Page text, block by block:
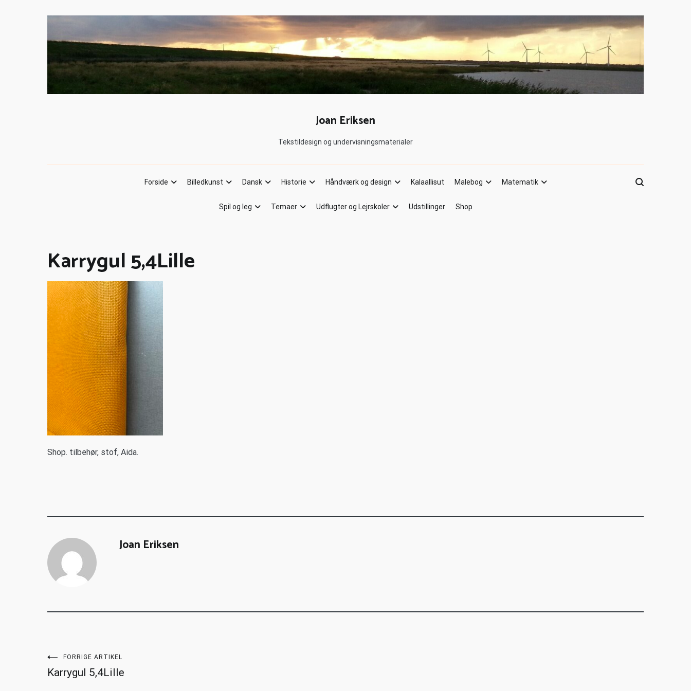
Joan Eriksen
Tekstildesign og undervisningsmaterialer
Forside Billedkunst Dansk Historie Håndværk og design Kalaallisut Malebog Matematik
Spil og leg Temaer Udflugter og Lejrskoler Udstillinger Shop
Karrygul 5,4Lille
Shop. tilbehør, stof, Aida.
Joan Eriksen
FORRIGE ARTIKEL
Karrygul 5,4Lille